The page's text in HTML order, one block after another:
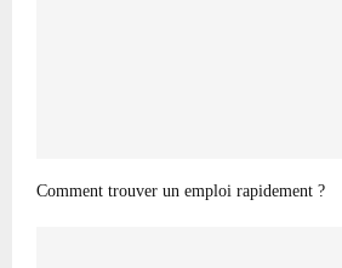
Comment trouver un emploi rapidement ?